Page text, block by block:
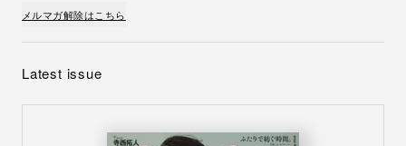
メルマガ解除はこちら
Latest issue